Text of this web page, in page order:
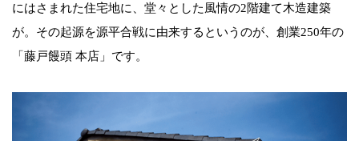
にはさまれた住宅地に、堂々とした風情の2階建て木造建築
が。その起源を源平合戦に由来するというのが、創業250年の
「藤戸饅頭 本店」です。